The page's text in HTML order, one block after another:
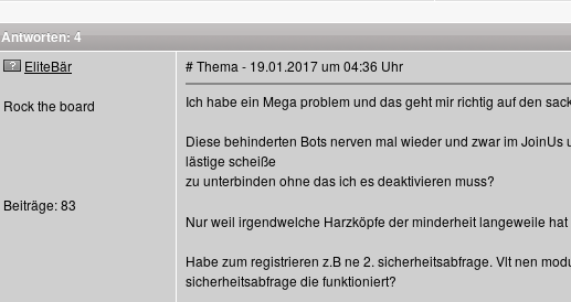
Antworten: 4
EliteBär
Rock the board
Beiträge: 83
# Thema - 19.01.2017 um 04:36 Uhr
Ich habe ein Mega problem und das geht mir richtig auf den
Diese behinderten Bots nerven mal wieder und zwar im
lästige scheiße
zu unterbinden ohne das ich es deaktivieren muss?
Nur weil irgendwelche Harzköpfe der minderheit langeweile
Habe zum registrieren z.B ne 2. sicherheitsabfrage. Vlt nen
sicherheitsabfrage die funktioniert?